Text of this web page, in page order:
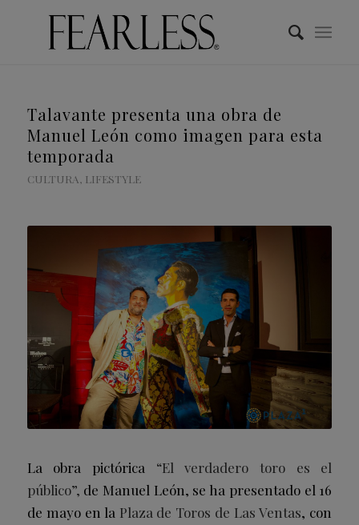
Talavante presenta una obra de
Manuel León como imagen para esta
temporada
CULTURA, LIFESTYLE
La obra pictórica “El verdadero toro es el
público”, de Manuel León, se ha presentado el 16
de mayo en la Plaza de Toros de Las Ventas, con